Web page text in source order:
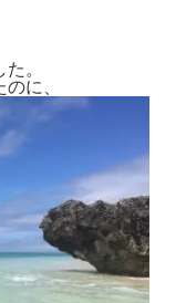
。
に、